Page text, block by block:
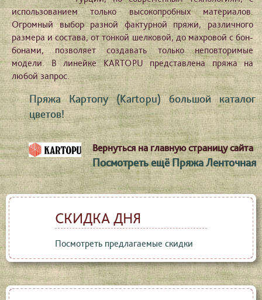
использованием только высокопробных материалов.
Огромный выбор разной фактурной пряжи, различного
размера и состава, от тонкой шелковой, до махровой с бон-
бонами, позволяет создавать только неповторимые
модели. В линейке KARTOPU представлена пряжа на
любой запрос.
Пряжа Картопу (Kartopu) большой каталог
цветов!
Вернуться на главную страницу сайта
Посмотреть ещё Пряжа Ленточная
СКИДКА ДНЯ
Посмотреть предлагаемые скидки